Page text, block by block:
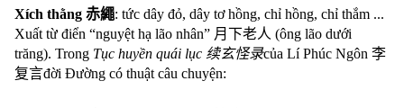
Xích thằng 赤繩: tức dây đỏ, dây tơ hồng, chỉ hồng, chỉ thắm ...
Xuất từ điển “nguyệt hạ lão nhân” 月下老人 (ông lão dưới
trăng). Trong Tục huyền quái lục 续玄怪录của Lí Phúc Ngôn 李
复言đời Đường có thuật câu chuyện: